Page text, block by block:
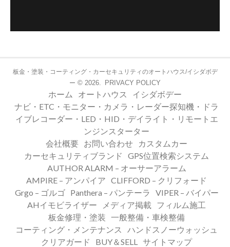
板金・塗装・コーティング・カーセキュリティのオートハウス/イシダボデ
ー © 2026. PRIVACY POLICY
ホーム オートハウス
イシダボデー
ナビ・ETC・モニター・カメラ・レーダー探知機・ドラ
イブレコーダー・LED・HID・デイライト・リモートエ
ンジンスターター
会社概要 お問い合わせ
カスタムカー
カーセキュリティブランド
GPS位置検索システム
AUTHOR ALARM – オーサーアラーム
AMPIRE – アンパイア CLIFFORD – クリフォード
Grgo – ゴルゴ
Panthera – パンテーラ
VIPER – バイパー
AHイモビライザー
メディア掲載
フィルム施工
板金修理・塗装 一般整備・車検整備
コーティング・メンテナンス
ハンドスノーウォッシュ
クリアガード
BUY＆SELL サイトマップ